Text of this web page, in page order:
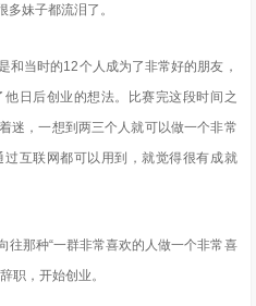
妹子都流泪了。
和当时的12个人成为了非常好的朋友，
日后创业的想法。比赛完这段时间之
迷，一想到两三个人就可以做一个非常
互联网都可以用到，就觉得很有成就
往那种“一群非常喜欢的人做一个非常喜
职，开始创业。